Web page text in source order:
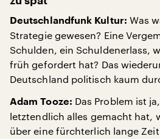
Deutschlandfunk Kultur: Was
Strategie gewesen? Eine
Schulden, ein Schuldenerlass,
früh gefordert hat? Das
Deutschland politisch kaum
Adam Tooze: Das Problem ist
letztendlich alles gemacht hat,
über eine fürchterlich lange